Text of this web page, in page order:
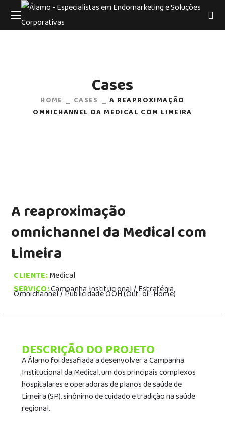
Cases
HOME CASES
A REAPROXIMAÇÃO
OMNICHANNEL DA MEDICAL COM LIMEIRA
A reaproximação
omnichannel da Medical com
Limeira
CLIENTE:Medical
SERVIÇO:Campanha Institucional / Estratégia
Omnichannel / Publicidade OOH (Out-of-Home)
DESCRIÇÃO DO PROJETO
A Álamo foi desafiada a desenvolver a Campanha
Institucional da Medical, um dos principais complexos
hospitalares e operadoras de planos de saúde de
Limeira (SP), sinônimo de cuidado e tradição na saúde
regional.